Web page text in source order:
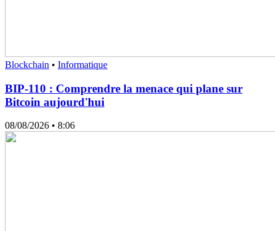
Blockchain • Informatique
BIP-110 : Comprendre la menace qui plane sur
Bitcoin aujourd'hui
08/08/2026 • 8:06